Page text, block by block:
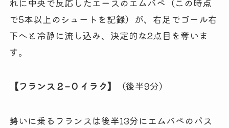
で5本以上のシュートを記録）が、右足でゴール右
下へと冷静に流し込み、決定的な2点目を奪いま
す。
【フランス 2 – 0 イラク】 （後半9分）
勢いに乗るフランスは後半13分にエムバペのパス